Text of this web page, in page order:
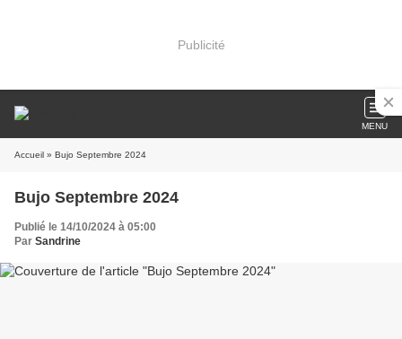
Publicité
MENU
Accueil » Bujo Septembre 2024
Bujo Septembre 2024
Publié le 14/10/2024 à 05:00
Par Sandrine